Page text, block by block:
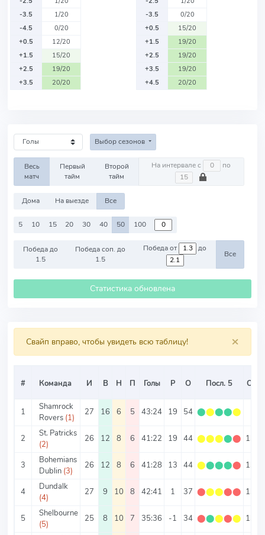
-3.5
1/20
-4.5
0/20
+0.5
12/20
+1.5
15/20
+2.5
19/20
+3.5
20/20
-3.5
0/20
+0.5
15/20
+1.5
19/20
+2.5
19/20
+3.5
19/20
+4.5
20/20
Выбор сезонов
Весь
матч
Первый
тайм
Второй
тайм
На интервале с по
Дома На выезде Все
5 10 15 20 30 40 50 100
Победа до
1.5
Победа соп. до
1.5
Победа от до
Все
Статистика обновлена
×
Свайп вправо, чтобы увидеть всю таблицу!
# Команда И В Н П Голы Р О Посл. 5 О/И
1
Shamrock
Rovers (1)
27 16 6 5 43:24 19 54 ⬤⬤⬤⬤⬤
2
St. Patricks
(2)
26 12 8 6 41:22 19 44 ⬤⬤⬤⬤⬤ 1.69
3
Bohemians
Dublin (3)
26 12 8 6 41:28 13 44 ⬤⬤⬤⬤⬤ 1.69
4
Dundalk
(4)
27 9 10 8 42:41 1 37 ⬤⬤⬤⬤⬤ 1.37
5
Shelbourne
(5)
25 8 10 7 35:36 -1 34 ⬤⬤⬤⬤⬤ 1.36